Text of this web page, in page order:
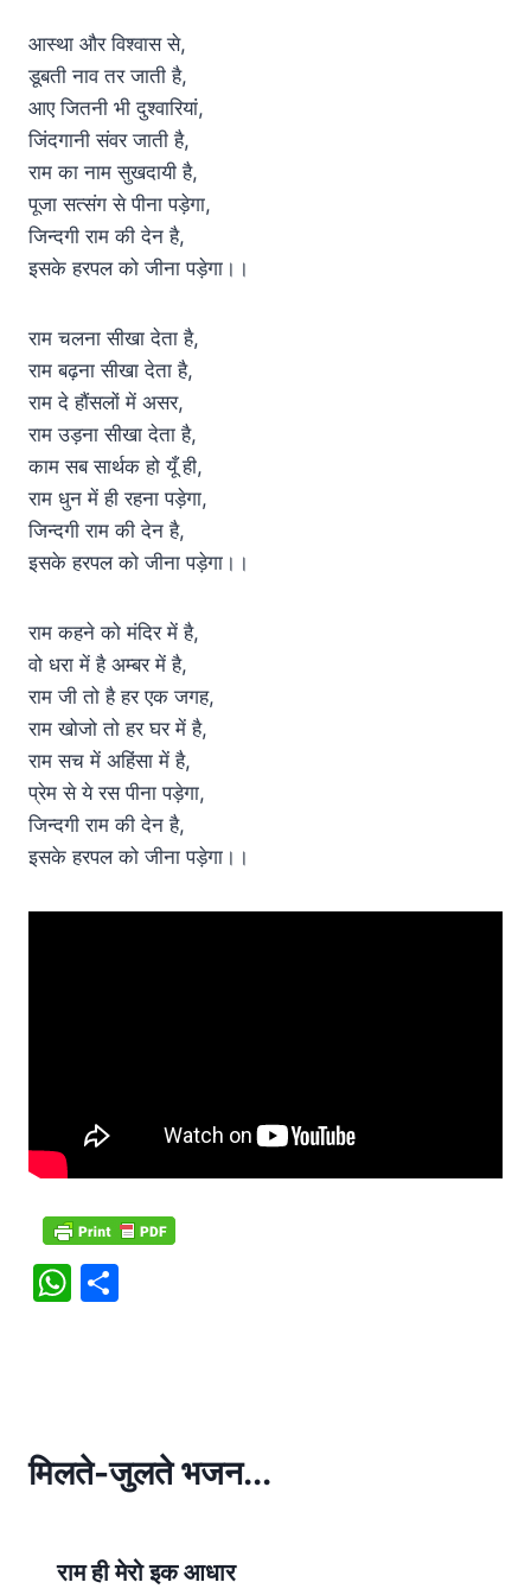
आस्था और विश्वास से,
डूबती नाव तर जाती है,
आए जितनी भी दुश्वारियां,
जिंदगानी संवर जाती है,
राम का नाम सुखदायी है,
पूजा सत्संग से पीना पड़ेगा,
जिन्दगी राम की देन है,
इसके हरपल को जीना पड़ेगा।।
राम चलना सीखा देता है,
राम बढ़ना सीखा देता है,
राम दे हौंसलों में असर,
राम उड़ना सीखा देता है,
काम सब सार्थक हो यूँ ही,
राम धुन में ही रहना पड़ेगा,
जिन्दगी राम की देन है,
इसके हरपल को जीना पड़ेगा।।
राम कहने को मंदिर में है,
वो धरा में है अम्बर में है,
राम जी तो है हर एक जगह,
राम खोजो तो हर घर में है,
राम सच में अहिंसा में है,
प्रेम से ये रस पीना पड़ेगा,
जिन्दगी राम की देन है,
इसके हरपल को जीना पड़ेगा।।
W
p
मिलते-जुलते भजन...
राम ही मेरो इक आधार